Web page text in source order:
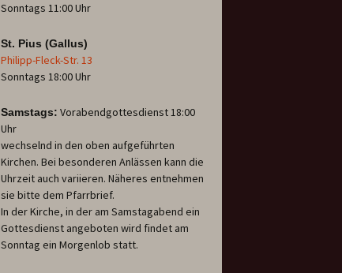
Sonntags 11:00 Uhr
St. Pius (Gallus)
Philipp-Fleck-Str. 13
Sonntags 18:00 Uhr
Samstags: Vorabendgottesdienst 18:00
Uhr
wechselnd in den oben aufgeführten
Kirchen. Bei besonderen Anlässen kann die
Uhrzeit auch variieren. Näheres entnehmen
sie bitte dem Pfarrbrief.
In der Kirche, in der am Samstagabend ein
Gottesdienst angeboten wird findet am
Sonntag ein Morgenlob statt.